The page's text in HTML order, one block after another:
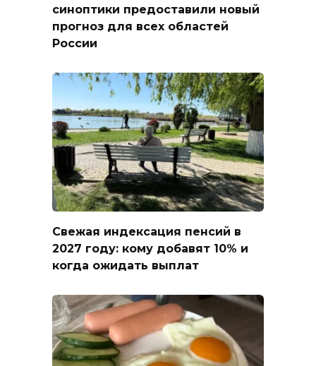
синоптики предоставили новый
прогноз для всех областей
России
Свежая индексация пенсий в
2027 году: кому добавят 10% и
когда ожидать выплат